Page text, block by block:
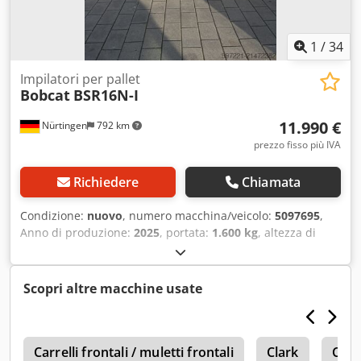
1 /34
Nürtingen 792 km
Impilatori per pallet
Bobcat BSR16N-I
11.990 €
prezzo fisso più IVA
Richiedere Chiamata
Condizione: nuovo, numero macchina/veicolo: 5097695,
Anno di produzione: 2025, portata: 1.600 kg, altezza di
, sollevamento libero:
baricentro del carico:600 mm, tipo di carburante:
elettrico , tipo di montante:triplex
2.120 mm
, 5097695
Chodoytld Topfx Af Hja Numero di serie: OBWNQ-00000
Specifiche della batteria: 25,6 V, 150 Ah
Scopri altre macchine usate
Carrelli frontali / muletti frontali Clark